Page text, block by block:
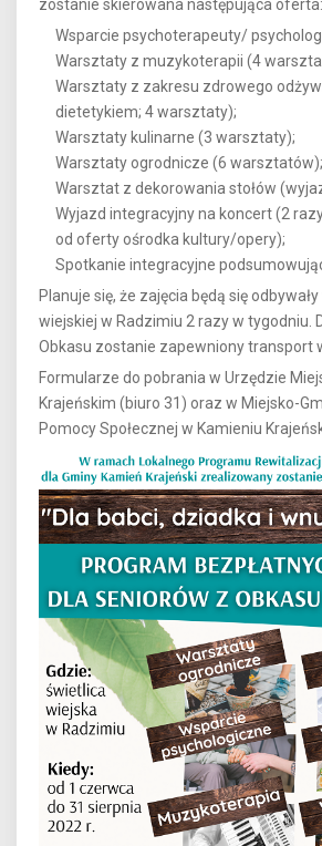
zostanie skierowana następująca oferta:
Wsparcie psychoterapeuty/
Warsztaty z muzykoterapii (4
Warsztaty z zakresu zdrowego
dietetykiem; 4 warsztaty);
Warsztaty kulinarne (3 warsztaty);
Warsztaty ogrodnicze (6 warsztatów);
Warsztat z dekorowania stołów
Wyjazd integracyjny na koncert (2
od oferty ośrodka kultury/opery);
Spotkanie integracyjne
Planuje się, że zajęcia będą się
wiejskiej w Radzimiu 2 razy w tygodniu.
Obkasu zostanie zapewniony transport
Formularze do pobrania w Urzędzie
Krajeńskim (biuro 31) oraz w Miejsko-
Pomocy Społecznej w Kamieniu